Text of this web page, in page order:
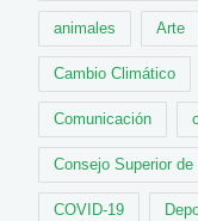
animales Arte
Cambio Climático
Comunicación
Consejo Superior
COVID-19